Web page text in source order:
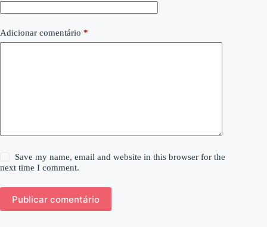
Adicionar comentário *
Save my name, email and website in this browser for the
next time I comment.
Publicar comentário